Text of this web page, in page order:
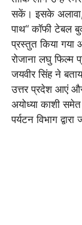
सकें। इसके अलावा,
पाथ“ कॉफी टेबल
प्रस्तुत किया गया
रोजाना लघु फिल्म
जयवीर सिंह ने
उत्तर प्रदेश आएं
अयोध्या काशी
पर्यटन विभाग द्वारा